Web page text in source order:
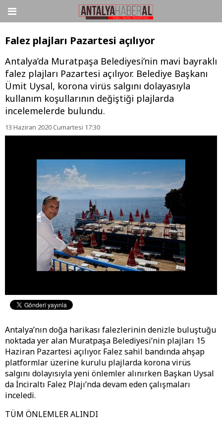
Falez plajları Pazartesi açılıyor
Antalya’da Muratpaşa Belediyesi’nin mavi bayraklı
falez plajları Pazartesi açılıyor. Belediye Başkanı
Ümit Uysal, korona virüs salgını dolayasıyla
kullanım koşullarının değiştiği plajlarda
incelemelerde bulundu.
13 Haziran 2020 Cumartesi 17:30
Antalya’nın doğa harikası falezlerinin denizle buluştuğu
noktada yer alan Muratpaşa Belediyesi’nin plajları 15
Haziran Pazartesi açılıyor. Falez sahil bandında ahşap
platformlar üzerine kurulu plajlarda korona virüs
salgını dolayısıyla yeni önlemler alınırken Başkan Uysal
da İnciraltı Falez Plajı’nda devam eden çalışmaları
inceledi.
TÜM ÖNLEMLER ALINDI